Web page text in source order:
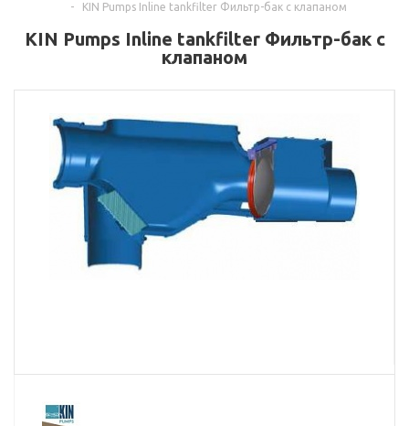
-
KIN Pumps Inline tankfilter Фильтр-бак с клапаном
KIN Pumps Inline tankfilter Фильтр-бак с
клапаном